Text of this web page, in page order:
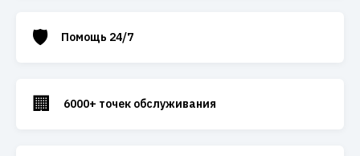
🛡️ Помощь 24/7
🏢 6000+ точек обслуживания